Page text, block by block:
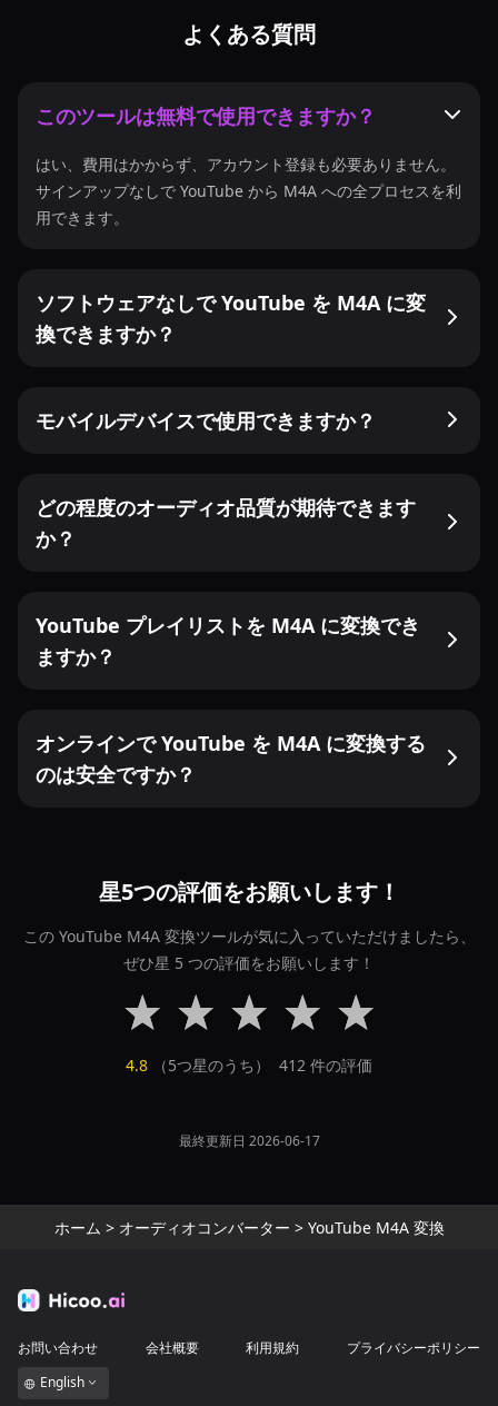
よくある質問
このツールは無料で使用できますか？
はい、費用はかからず、アカウント登録も必要ありません。
サインアップなしで YouTube から M4A への全プロセスを利
用できます。
ソフトウェアなしで YouTube を M4A に変
換できますか？
モバイルデバイスで使用できますか？
どの程度のオーディオ品質が期待できます
か？
YouTube プレイリストを M4A に変換でき
ますか？
オンラインで YouTube を M4A に変換する
のは安全ですか？
星5つの評価をお願いします！
この YouTube M4A 変換ツールが気に入っていただけましたら、
ぜひ星 5 つの評価をお願いします！
4.8 （5つ星のうち） 412 件の評価
最終更新日 2026-06-17
ホーム > オーディオコンバーター > YouTube M4A 変換
お問い合わせ 会社概要 利用規約
プライバシーポリシー
English